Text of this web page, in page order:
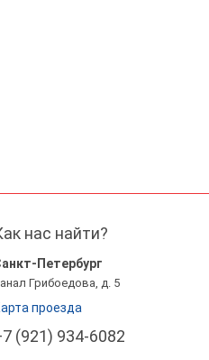
нас найти?
Петербург
Грибоедова, д. 5
проезда
(921) 934-6082